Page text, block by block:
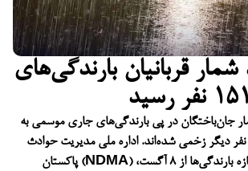
شمار قربانیان بارندگی‌های
جان‌باختگان در پی بارندگی‌های جاری موسمی به
۱۵۱ نفر رسیده و ۴۴۸ نفر دیگر زخمی شده‌اند. اداره ملی مدیریت حوادث
پاکستان (NDMA) با پیش‌بینی آغاز موج تازه بارندگی‌ها از ۸ آگست،